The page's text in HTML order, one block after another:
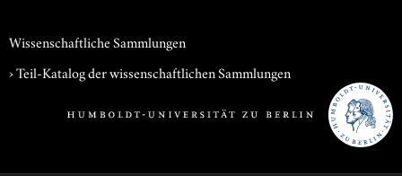
Wissenschaftliche Sammlungen
› Teil-Katalog der wissenschaftlichen Sammlungen